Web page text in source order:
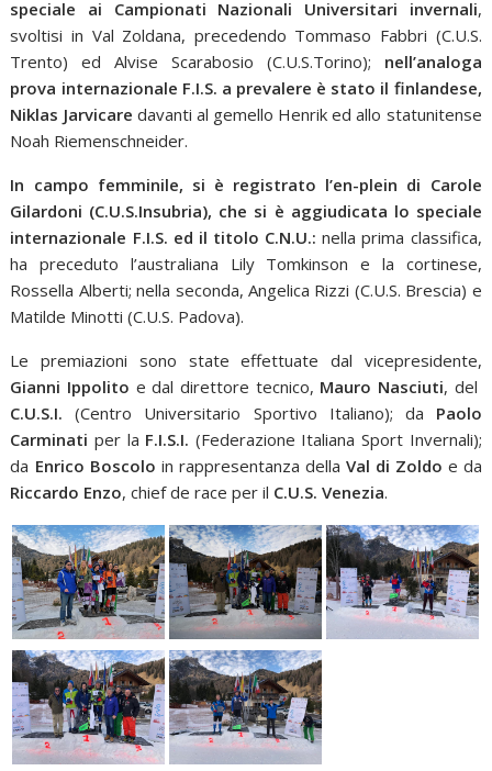
speciale ai Campionati Nazionali Universitari invernali,
svoltisi in Val Zoldana, precedendo Tommaso Fabbri (C.U.S.
Trento) ed Alvise Scarabosio (C.U.S.Torino); nell’analoga
prova internazionale F.I.S. a prevalere è stato il finlandese,
Niklas Jarvicare davanti al gemello Henrik ed allo statunitense
Noah Riemenschneider.
In campo femminile, si è registrato l’en-plein di Carole
Gilardoni (C.U.S.Insubria), che si è aggiudicata lo speciale
internazionale F.I.S. ed il titolo C.N.U.: nella prima classifica,
ha preceduto l’australiana Lily Tomkinson e la cortinese,
Rossella Alberti; nella seconda, Angelica Rizzi (C.U.S. Brescia) e
Matilde Minotti (C.U.S. Padova).
Le premiazioni sono state effettuate dal vicepresidente,
Gianni Ippolito e dal direttore tecnico, Mauro Nasciuti, del
C.U.S.I. (Centro Universitario Sportivo Italiano); da Paolo
Carminati per la F.I.S.I. (Federazione Italiana Sport Invernali);
da Enrico Boscolo in rappresentanza della Val di Zoldo e da
Riccardo Enzo, chief de race per il C.U.S. Venezia.